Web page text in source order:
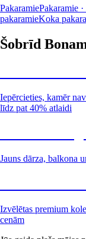
PakaramiePakaramie
pakaramieKoka
Šobrīd
Iepērcieties, kamēr
līdz pat 40% atlaidi
Jauns dārza, balkona
Izvēlētas premium
cenām